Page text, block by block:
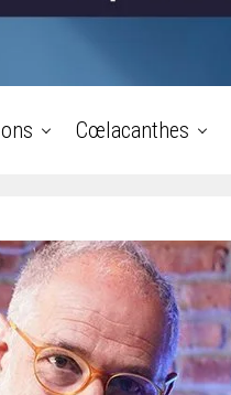
Cœlacanthes